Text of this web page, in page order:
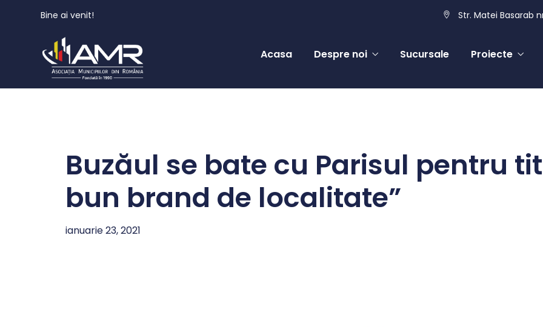
Bine ai venit! Str. Matei Basarab
Acasa Despre noi Sucursale Proiecte
Buzăul se bate cu Parisul pentru
bun brand de localitate”
ianuarie 23, 2021